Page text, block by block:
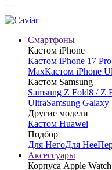
Смартфоны
Кастом iPhone
Кастом iPhone 17
MaxКастом iPhone
Кастом Samsung
Samsung Z Fold8 / Z
UltraSamsung Galaxy
Другие модели
Кастом Huawei
Подбор
Для НегоДля Нее
Аксессуары
Корпуса Apple Watch